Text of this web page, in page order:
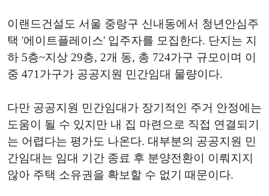
이랜드건설도 서울 중랑구 신내동에서 청년안심주
택 '에이트플레이스' 입주자를 모집한다. 단지는 지
하 5층~지상 29층, 2개 동, 총 724가구 규모이며 이
중 471가구가 공공지원 민간임대 물량이다.
다만 공공지원 민간임대가 장기적인 주거 안정에는
도움이 될 수 있지만 내 집 마련으로 직접 연결되기
는 어렵다는 평가도 나온다. 대부분의 공공지원 민
간임대는 임대 기간 종료 후 분양전환이 이뤄지지
않아 주택 소유권을 확보할 수 없기 때문이다.